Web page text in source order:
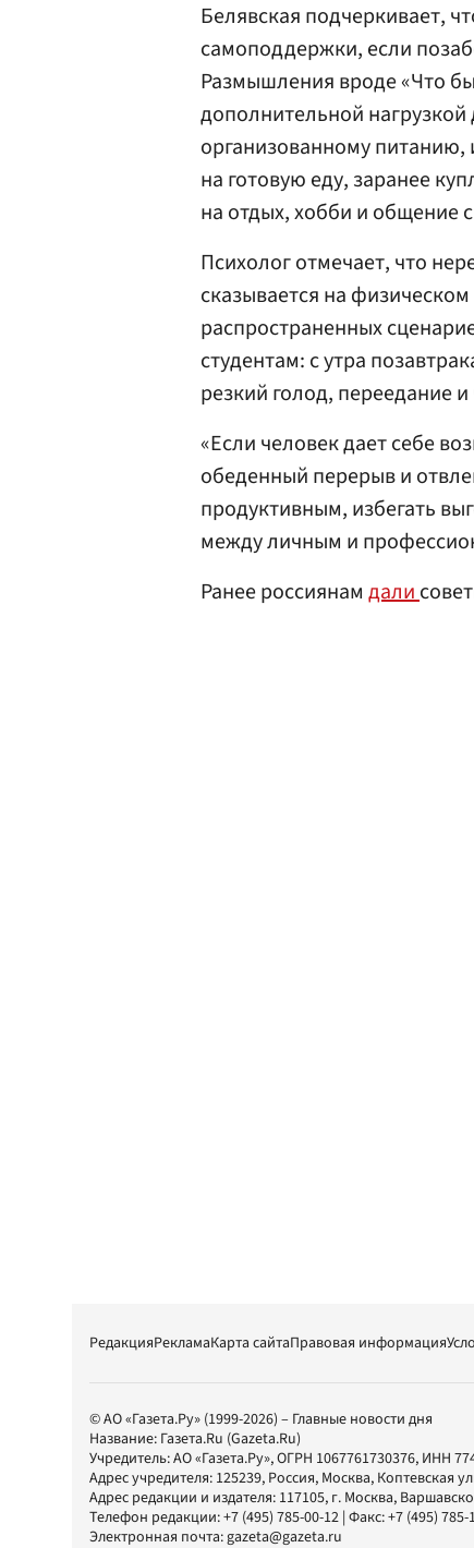
Белявская подчеркивает,
самоподдержки, если
Размышления вроде «Что бы
дополнительной нагрузкой
организованному питанию,
на готовую еду, заранее
на отдых, хобби и общение
Психолог отмечает, что
сказывается на
распространенных
студентам: с утра
резкий голод, переедание
«Если человек дает себе
обеденный перерыв и
продуктивным, избегать
между личным и
Ранее россиянам дали
РедакцияРекламаКарта сайтаПравовая информация
© АО «Газета.Ру» (1999-2026) – Главные новости дня
Название: Газета.Ru (Gazeta.Ru)
Учредитель:АО «Газета.Ру», ОГРН 1067761730376, ИНН
Адрес учредителя: 125239, Россия, Москва, Коптевская
Адрес редакции и издателя: 117105, г. Москва,
Телефон редакции:+7 (495) 785-00-12 | Факс:+7 (495) 785-
Электронная почта:gazeta@gazeta.ru